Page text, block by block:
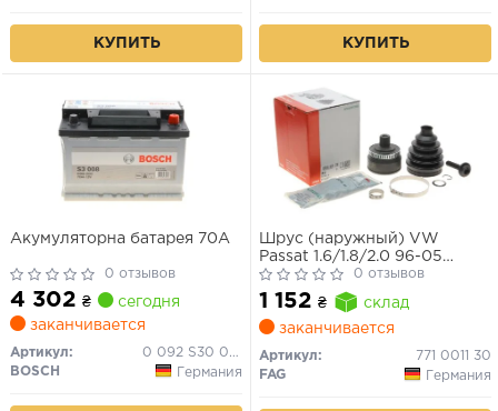
КУПИТЬ КУПИТЬ
Акумуляторна батарея 70А
0 отзывов
4 302 ₴
сегодня
заканчивается
Артикул:
0 092 S30 080
BOSCH
Германия
Шрус (наружный) VW
Passat 1.6/1.8/2.0 96-05
(33/30/53mm) (+ABS 45)
0 отзывов
1 152 ₴
склад
заканчивается
Артикул:
771 0011 30
FAG
Германия